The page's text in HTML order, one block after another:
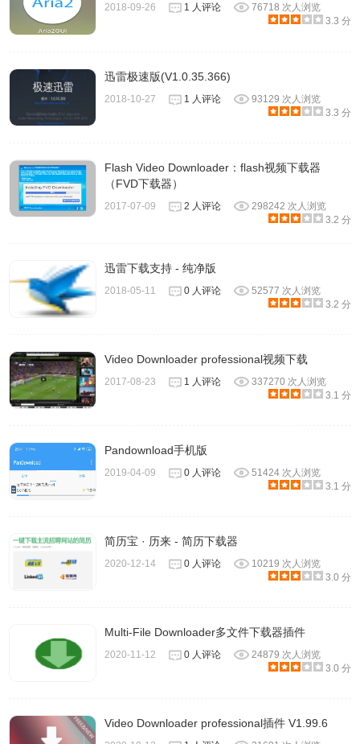
点击浏览器，然后点击下面的安装扩展：
会打开一个网页，然后选择你对应浏览器的进行安装即可。
2018-09-26 1 人评论
76718 次人浏览
3.3 分
迅雷极速版(V1.0.35.366)
2018-10-27 1 人评论
93129 次人浏览
3.3 分
Flash Video Downloader：flash视频下载器
（FVD下载器）
2017-07-09 2 人评论
298242 次人浏览
3.2 分
迅雷下载支持 - 纯净版
2018-05-11 0 人评论
52577 次人浏览
3.2 分
Video Downloader professional视频下载
2017-08-23 1 人评论
337270 次人浏览
3.1 分
Pandownload手机版
2019-04-09 0 人评论
51424 次人浏览
3.1 分
简历宝 · 历来 - 简历下载器
2020-12-14 0 人评论
10219 次人浏览
3.0 分
Multi-File Downloader多文件下载器插件
2020-11-12 0 人评论
24879 次人浏览
3.0 分
Video Downloader professional插件 V1.99.6